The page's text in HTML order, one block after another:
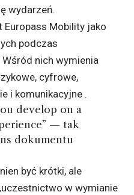
wydarzeń.
Europass Mobility jako
podczas
nich wymienia
cyfrowe,
i komunikacyjne .
develop on a
— tak
dokumentu
być krótki, ale
w wymianie